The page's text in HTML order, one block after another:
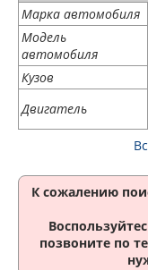
Марка автомобиля
Модель
автомобиля
Кузов
Двигатель
К сожалению
позвоните по